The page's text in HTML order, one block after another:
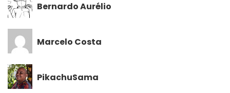
Bernardo Aurélio
Marcelo Costa
PikachuSama